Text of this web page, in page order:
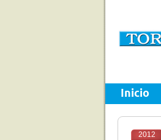
Inicio
2012